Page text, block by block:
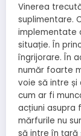
Vinerea
suplimentare.
implementate
situație. În
îngrijorare. În
număr foarte
voie să intre
cum ar fi
acțiuni asupra
mărfurile nu
să intre în țară